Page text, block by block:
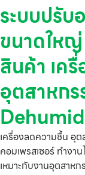
ระบบปรั
ขนาดใหญ่
สินค้า เค
อุตสาหก
เครื่องลดความชื้น อุ
คอมเพรสเซอร์ ทำง
เหมาะกับงานอุตสาหก